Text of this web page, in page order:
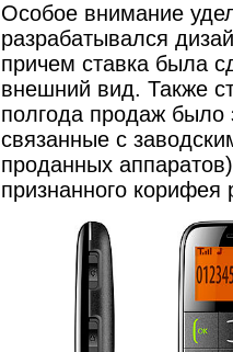
Особое внимание
разрабатывался
причем ставка была
внешний вид. Также
полгода продаж было
связанные с
проданных
признанного корифея